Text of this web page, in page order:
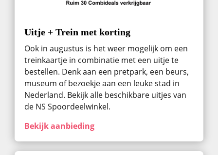
Uitje + Trein met korting
Ook in augustus ​is het weer mogelijk om een
treinkaartje in combinatie met een uitje te
bestellen. Denk aan een pretpark, een beurs,
museum of bezoekje aan een leuke stad in
Nederland. Bekijk alle beschikbare uitjes van
de NS Spoordeelwinkel.
Bekijk aanbieding